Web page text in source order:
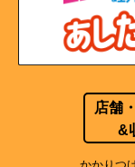
店舗
&